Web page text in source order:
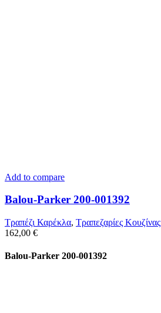
Add to compare
Balou-Parker 200-001392
Τραπέζι Καρέκλα, Τραπεζαρίες Κουζίνας
162,00 €
Balou-Parker 200-001392